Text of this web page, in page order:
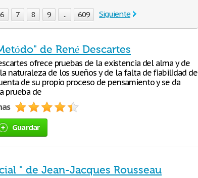
6 7 8 9 ... 609 Siguiente
de René Descartes
ofrece pruebas de la existencia del alma y de
naturaleza de los sueños y de la falta de fiabilidad de
de su propio proceso de pensamiento y se da
prueba de
Guardar
" de Jean-Jacques Rousseau